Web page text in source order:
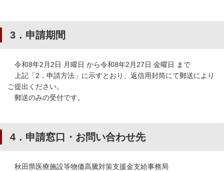
3．申請期間
令和8年2月2日 月曜日 から令和8年2月27日 金曜日 まで
上記「2．申請方法」に示すとおり、返信用封筒にて郵送により
ご提出ください。
郵送のみの受付です。
4．申請窓口・お問い合わせ先
秋田県医療施設等物価高騰対策支援金支給事務局